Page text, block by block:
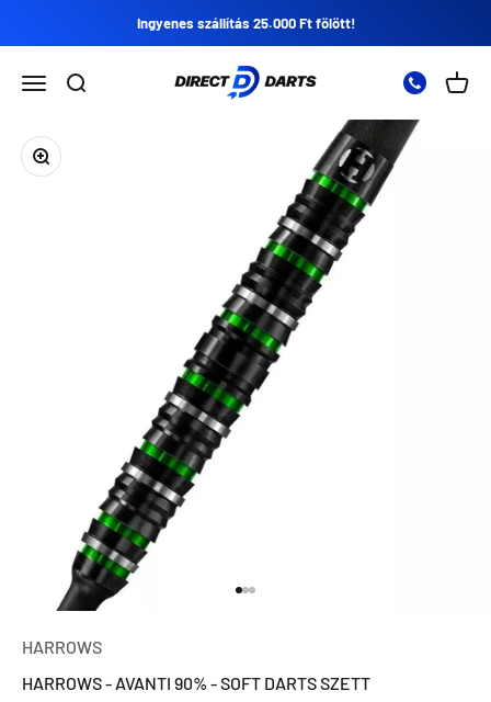
Ingyenes szállítás 25.000 Ft fölött!
Nyissa meg a navigációs menüt
Nyissa meg a keresést
Direct Darts
Zoomolás
HARROWS
HARROWS - AVANTI 90% - SOFT DARTS SZETT